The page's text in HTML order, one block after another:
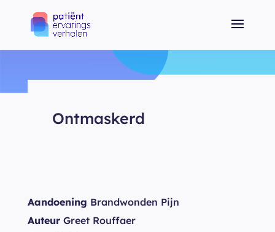
Ontmaskerd
Aandoening Brandwonden Pijn
Auteur Greet Rouffaer